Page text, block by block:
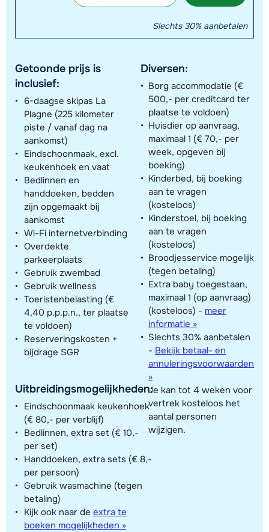
Slechts 30% aanbetalen
Getoonde prijs is
inclusief:
6-daagse skipas La
Plagne (225 kilometer
piste / vanaf dag na
aankomst)
Eindschoonmaak, excl.
keukenhoek en vaat
Bedlinnen en
handdoeken, bedden
zijn opgemaakt bij
aankomst
Wi-Fi internetverbinding
Overdekte
parkeerplaats
Gebruik zwembad
Gebruik wellness
Toeristenbelasting (€
4,40 p.p.p.n., ter plaatse
te voldoen)
Reserveringskosten +
bijdrage SGR
Uitbreidingsmogelijkheden:
Eindschoonmaak keukenhoek
(€ 80,- per verblijf)
Bedlinnen, extra set (€ 10,-
per set)
Handdoeken, extra sets (€ 8,-
per persoon)
Gebruik wasmachine (tegen
betaling)
Kijk ook naar de extra te
boeken mogelijkheden »
Diversen:
Borg accommodatie (€
500,- per creditcard ter
plaatse te voldoen)
Huisdier op aanvraag,
maximaal 1 (€ 70,- per
week, opgeven bij
boeking)
Kinderbed, bij boeking
aan te vragen
(kosteloos)
Kinderstoel, bij boeking
aan te vragen
(kosteloos)
Broodjesservice mogelijk
(tegen betaling)
Extra baby toegestaan,
maximaal 1 (op aanvraag)
(kosteloos) - meer
informatie »
Slechts 30% aanbetalen
- Bekijk betaal- en
annuleringsvoorwaarden
»
Je kan tot 4 weken voor
vertrek kosteloos het
aantal personen
wijzigen.